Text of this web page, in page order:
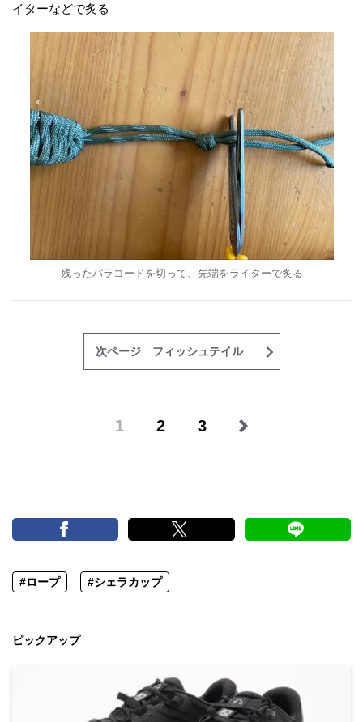
イターなどで炙る
残ったパラコードを切って、先端をライターで炙る
次ページ フィッシュテイル
1 2 3
#ロープ #シェラカップ
ピックアップ